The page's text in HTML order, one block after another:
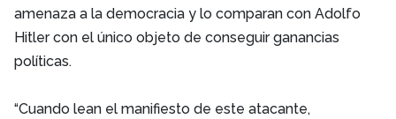
amenaza a la democracia y lo comparan con Adolfo
Hitler con el único objeto de conseguir ganancias
políticas.
“Cuando lean el manifiesto de este atacante,